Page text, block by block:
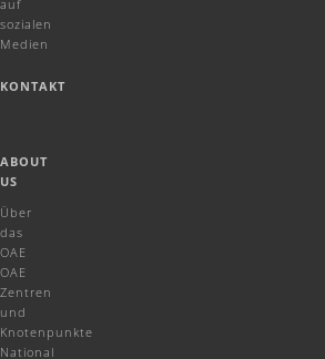
auf
sozialen
Medien
KONTAKT
ABOUT
US
Über
das
OAE
OAE
Zentren
und
Knotenpunkte
National